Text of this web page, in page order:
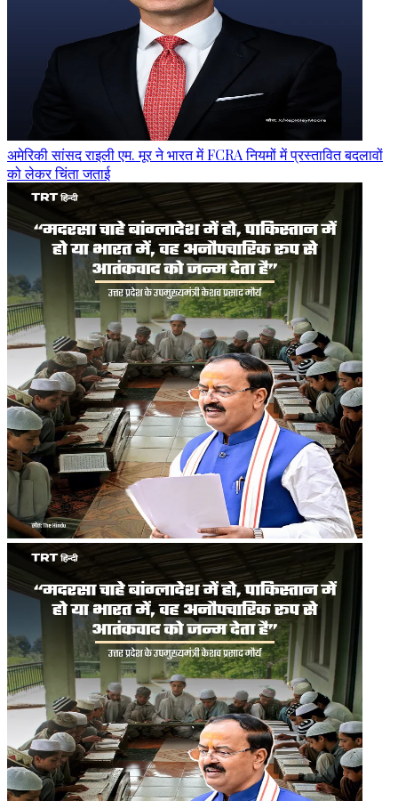
अमेरिकी सांसद राइली एम. मूर ने भारत में FCRA नियमों में प्रस्तावित बदलावों
को लेकर चिंता जताई